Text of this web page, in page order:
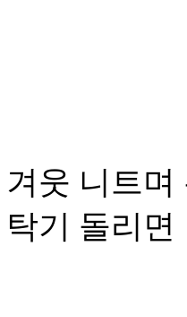
겨웃 니트며
탁기 돌리면